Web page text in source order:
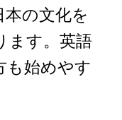
の文化を
ます。英語
も始めやす